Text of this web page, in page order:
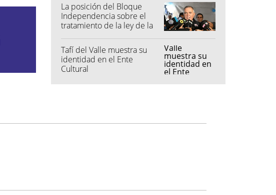
La posición del Bloque
Independencia sobre el
tratamiento de la ley de la
Tafí del Valle muestra su
identidad en el Ente
Cultural